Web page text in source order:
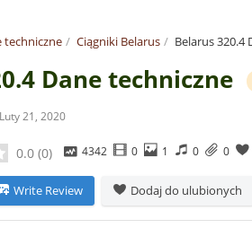
techniczne Ciągniki Belarus Belarus 320.4
Dane techniczne
Luty 21, 2020
0.0 (0) 4342 0 1 0 0
Write Review Dodaj do ulubionych